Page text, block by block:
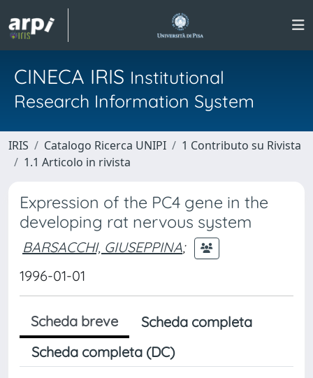
CINECA IRIS Institutional
Research Information System
IRIS Catalogo Ricerca UNIPI
1 Contributo su Rivista
1.1 Articolo in rivista
Expression of the PC4 gene in the
developing rat nervous system
BARSACCHI, GIUSEPPINA;
1996-01-01
Scheda breve
Scheda completa
Scheda completa (DC)